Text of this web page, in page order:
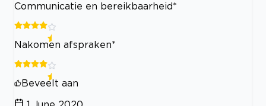
Communicatie en bereikbaarheid*
Nakomen afspraken*
Beveelt aan